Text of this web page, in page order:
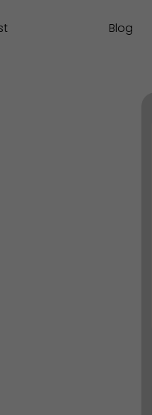
Blog